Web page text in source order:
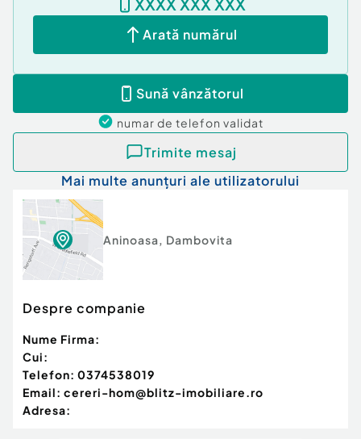
Arată numărul
Sună vânzătorul
numar de telefon validat
Trimite mesaj
Mai multe anunțuri ale utilizatorului
Aninoasa, Dambovita
Despre companie
Nume Firma:
Cui:
Telefon: 0374538019
Email: cereri-hom@blitz-imobiliare.ro
Adresa: